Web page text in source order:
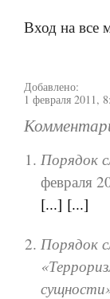
Вход на все
Добавлено:
1 февраля 2011,
Порядок
февраля
[...] [...]
Порядок